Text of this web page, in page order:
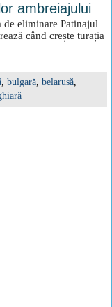
ambreiajului
de eliminare Patinajul
când crește turația
, bulgară, belarusă,